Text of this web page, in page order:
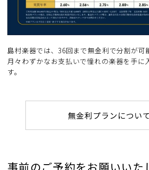
島村楽器では、36回まで無金利で分割が可
月々わずかなお支払いで憧れの楽器を手に
す。
無金利プランについて
事前のご予約をお願いいた